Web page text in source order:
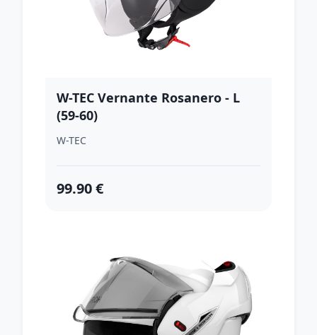
W-TEC Vernante Rosanero - L
(59-60)
W-TEC
99.90 €